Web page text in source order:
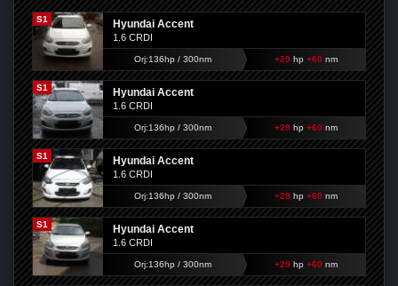
S1 Hyundai Accent
1.6 CRDI
Orj:136hp / 300nm +29hp +60 nm
S1 Hyundai Accent
1.6 CRDI
Orj:136hp / 300nm +29hp +60 nm
S1 Hyundai Accent
1.6 CRDI
Orj:136hp / 300nm +29hp +60 nm
S1 Hyundai Accent
1.6 CRDI
Orj:136hp / 300nm +29hp +60 nm